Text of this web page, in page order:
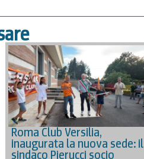
Roma Club Versilia,
inaugurata la nuova sede: il
sindaco Pierucci socio